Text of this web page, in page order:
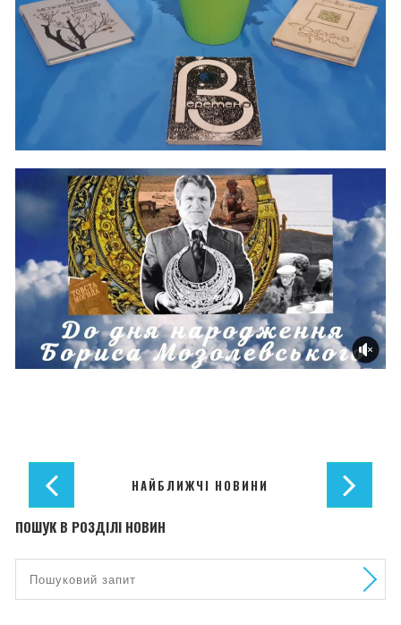
НАЙБЛИЖЧІ НОВИНИ
ПОШУК В РОЗДІЛІ НОВИН